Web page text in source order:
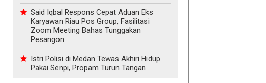
Said Iqbal Respons Cepat Aduan Eks
Karyawan Riau Pos Group, Fasilitasi
Zoom Meeting Bahas Tunggakan
Pesangon
Istri Polisi di Medan Tewas Akhiri Hidup
Pakai Senpi, Propam Turun Tangan